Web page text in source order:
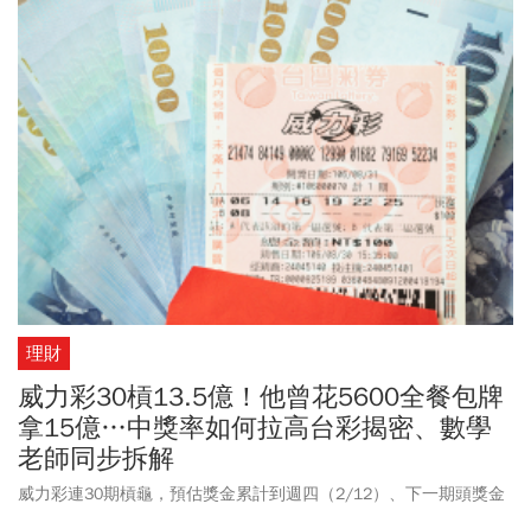
理財
威力彩30槓13.5億！他曾花5600全餐包牌
拿15億…中獎率如何拉高台彩揭密、數學
老師同步拆解
威力彩連30期槓龜，預估獎金累計到週四（2/12）、下一期頭獎金